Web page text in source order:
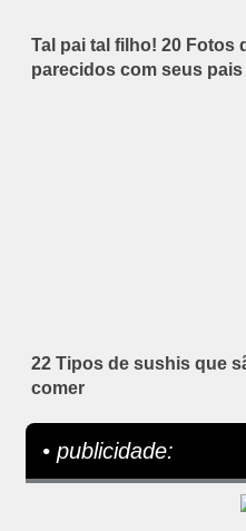
Tal pai tal filho! 20 Fotos
parecidos com seus pais
22 Tipos de sushis que
comer
• publicidade: